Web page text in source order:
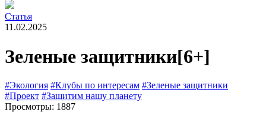
Статья
11.02.2025
Зеленые защитники[6+]
#Экология #Клубы по интересам #Зеленые защитники
#Проект #Защитим нашу планету
Просмотры: 1887